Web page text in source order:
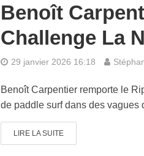
Benoît
Challenge La
29 janvier 2026 16:18
Benoît Carpentier remporte le
de paddle surf dans des vagues
LIRE LA SUITE